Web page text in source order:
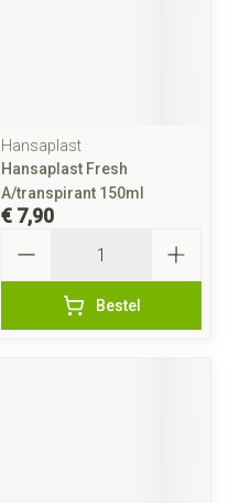
Hansaplast
Hansaplast Fresh
A/transpirant 150ml
€ 7,90
Bestel